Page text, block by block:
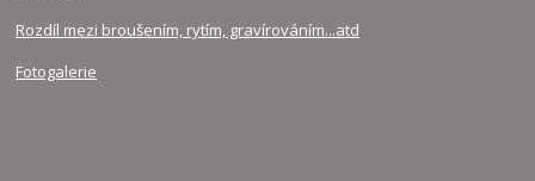
Rozdíl mezi broušením, rytím, gravírováním...atd
Fotogalerie